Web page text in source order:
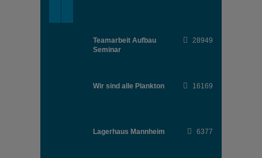
Teamarbeit Aufbau
Seminar
28949
Wir sind alle Plankton 16169
Lagerhaus Mannheim 6377